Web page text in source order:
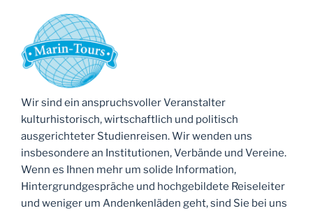
Wir sind ein anspruchsvoller Veranstalter
kulturhistorisch, wirtschaftlich und politisch
ausgerichteter Studienreisen. Wir wenden uns
insbesondere an Institutionen, Verbände und Vereine.
Wenn es Ihnen mehr um solide Information,
Hintergrundgespräche und hochgebildete Reiseleiter
und weniger um Andenkenläden geht, sind Sie bei uns